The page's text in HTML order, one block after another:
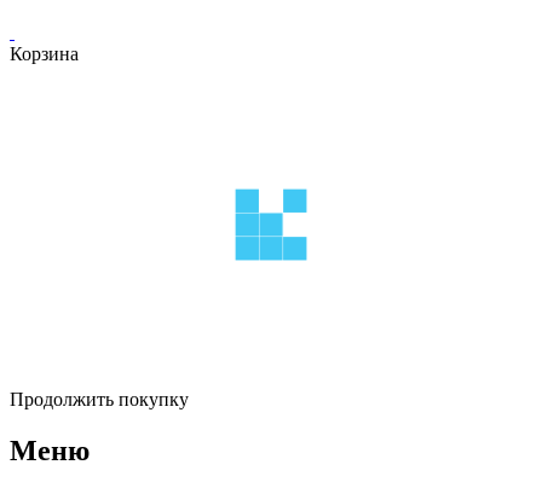
Корзина
Продолжить покупку
Меню